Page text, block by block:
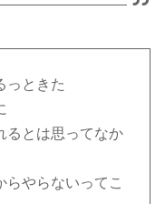
っときた
るとは思ってなか
らやらないってこ